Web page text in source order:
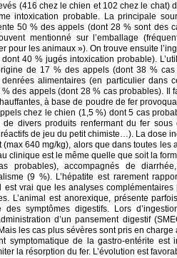
(416 chez le chien et 102 chez le chat)
intoxication probable. La principale
50 % des appels (dont 28 % sont des
mentionné sur l’emballage
pour les animaux »). On trouve ensuite
40 % jugés intoxication probable).
de 17 % des appels (dont 38 % cas
alimentaires (en particulier dans
des appels (dont 28 % cas probables). Il
à base de poudre de fer
chez le chien (1,5 %) dont 5 cas
de divers produits renfermant du fer
de jeu du petit chimiste…). La dose
(max 640 mg/kg), alors que dans toutes les
clinique est le même quelle que soit la
probables), accompagnés de
(9 %). L’hépatite est rarement
est vrai que les analyses
L’animal est anorexique, présente
des symptômes digestifs. Lors
d’un pansement digestif
les cas plus sévères sont pris en charge
symptomatique de la gastro-entérite est
la résorption du fer. L’évolution est